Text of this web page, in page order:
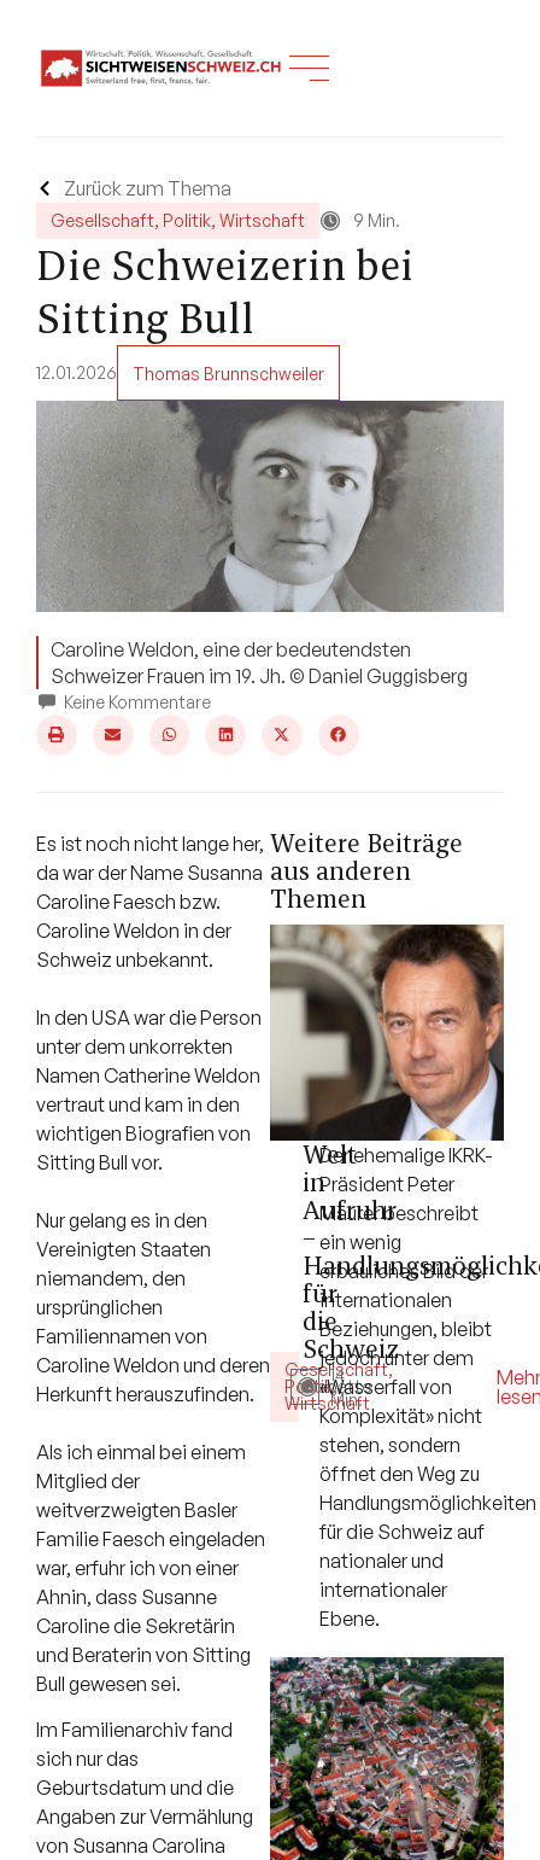
Zurück zum Thema
Gesellschaft, Politik, Wirtschaft 9 Min.
Die Schweizerin bei
Sitting Bull
12.01.2026 Thomas Brunnschweiler
Caroline Weldon, eine der bedeutendsten
Schweizer Frauen im 19. Jh. © Daniel Guggisberg
Keine Kommentare
Es ist noch nicht lange her,
da war der Name Susanna
Caroline Faesch bzw.
Caroline Weldon in der
Schweiz unbekannt.
In den USA war die Person
unter dem unkorrekten
Namen Catherine Weldon
vertraut und kam in den
wichtigen Biografien von
Sitting Bull vor.
Nur gelang es in den
Vereinigten Staaten
niemandem, den
ursprünglichen
Familiennamen von
Caroline Weldon und deren
Herkunft herauszufinden.
Als ich einmal bei einem
Mitglied der
weitverzweigten Basler
Familie Faesch eingeladen
war, erfuhr ich von einer
Ahnin, dass Susanne
Caroline die Sekretärin
und Beraterin von Sitting
Bull gewesen sei.
Im Familienarchiv fand
sich nur das
Geburtsdatum und die
Angaben zur Vermählung
von Susanna Carolina
Weitere Beiträge
aus anderen
Themen
Gesellschaft,
Politik,
Wirtschaft
Debatte
14
Min.
Welt
in
Aufruhr
–
für
die
Schweiz
Der ehemalige IKRK-
Präsident Peter
Maurer beschreibt
ein wenig
erbauliches Bild der
internationalen
Beziehungen, bleibt
jedoch unter dem
«Wasserfall von
Komplexität» nicht
stehen, sondern
öffnet den Weg zu
Handlungsmöglichkeiten
für die Schweiz auf
nationaler und
internationaler
Ebene.